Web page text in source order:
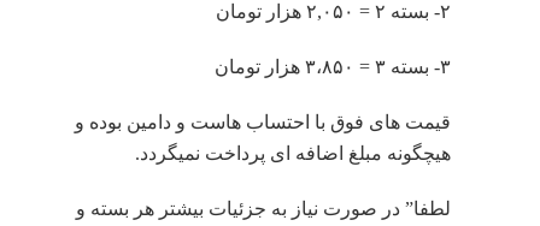
۲- بسته ۲ = ۲,۰۵۰ هزار تومان
۳- بسته ۳ = ۳،۸۵۰ هزار تومان
قیمت های فوق با احتساب هاست و دامین بوده و
هیچگونه مبلغ اضافه ای پرداخت نمیگردد.
لطفا” در صورت نیاز به جزئیات بیشتر هر بسته و